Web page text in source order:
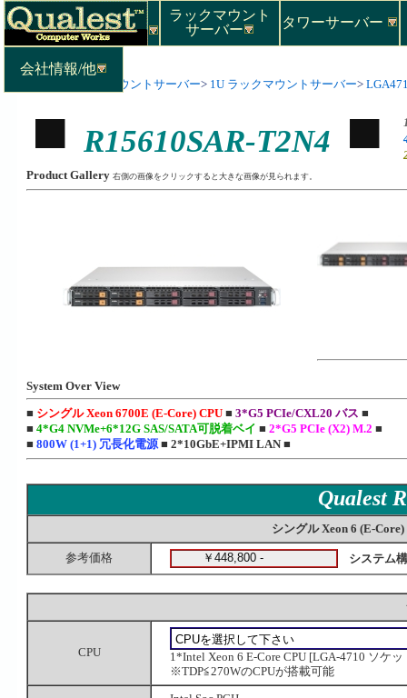
ラックマウント
サーバー
タワーサーバー
会社情報/他
ラックマウントサーバー> 1U ラックマウントサーバー>
R15610SAR-T2N4
Product Gallery 右側の画像をクリックすると大きな画像が見られます。
System Over View
■ シングル Xeon 6700E (E-Core) CPU ■3*G5 PCIe/CXL20 バス ■
■4*G4 NVMe+6*12G SAS/SATA可脱着ベイ ■2*G5 PCIe (X2) M.2 ■
■ 800W (1+1) 冗長化電源■2*10GbE+IPMI LAN ■
Qualest
シングル Xeon 6 (E-
参考価格 システム
CPU
1*Intel Xeon 6 E-Core CPU [LGA-4710 ソケッ
※TDP≦270WのCPUが搭載可能